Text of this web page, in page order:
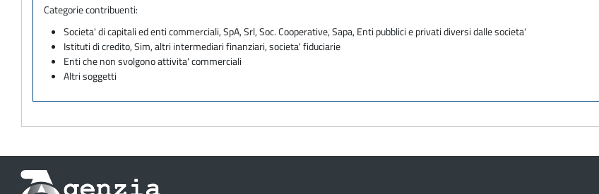
Categorie contribuenti:
Societa' di capitali ed enti commerciali, SpA, Srl, Soc. Cooperative, Sapa, Enti pubblici e privati diversi dalle societa'
Istituti di credito, Sim, altri intermediari finanziari, societa' fiduciarie
Enti che non svolgono attivita' commerciali
Altri soggetti